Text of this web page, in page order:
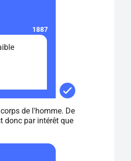
1887
de l'homme. De
donc par intérêt que